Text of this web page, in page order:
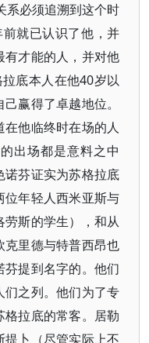
系必须追溯到这个时
就已认识了他，并
有才能的人，并对他
底本人在他40岁以
赢得了卓越地位。
他临终时在场的人
出场都是意料之中
芬证实为苏格拉底
年轻人西米亚斯与
斯的学生），和从
里德与特普西昂也
提到名字的。他们
们之列。他们为了专
拉底的常客。居勒
卜（尽管实际上不